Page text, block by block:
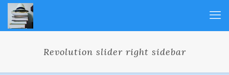
Revolution slider right sidebar